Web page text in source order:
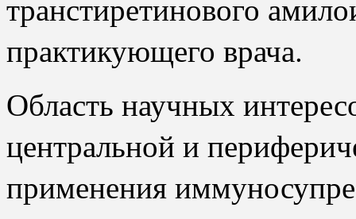
транстиретинового
практикующего врача.
Область научных
центральной и
применения